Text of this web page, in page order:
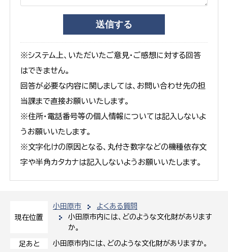
現在位置
小田原市
よくある質問
小田原市内には、どのような文化財があります
か。
足あと 小田原市内には、どのような文化財がありますか。
※システム上、いただいたご意見・ご感想に対する回答
はできません。
回答が必要な内容に関しましては、お問い合わせ先の担
当課まで直接お願いいたします。
※住所・電話番号等の個人情報については記入しないよ
うお願いいたします。
※文字化けの原因となる、丸付き数字などの機種依存文
字や半角カタカナは記入しないようお願いいたします。